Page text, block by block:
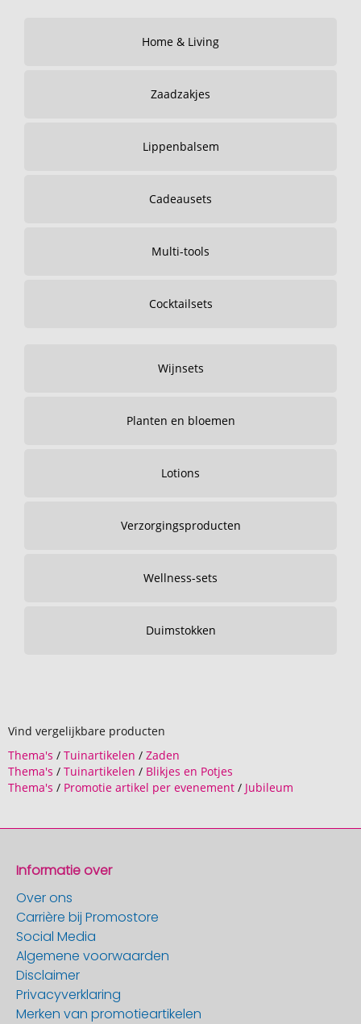
Home & Living
Zaadzakjes
Lippenbalsem
Cadeausets
Multi-tools
Cocktailsets
Wijnsets
Planten en bloemen
Lotions
Verzorgingsproducten
Wellness-sets
Duimstokken
Vind vergelijkbare producten
Thema's / Tuinartikelen / Zaden
Thema's / Tuinartikelen / Blikjes en Potjes
Thema's / Promotie artikel per evenement / Jubileum
Informatie over
Over ons
Carrière bij Promostore
Social Media
Algemene voorwaarden
Disclaimer
Privacyverklaring
Merken van promotieartikelen